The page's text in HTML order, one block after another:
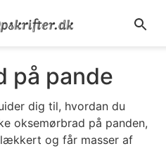
på pande
dig til, hvordan du
oksemørbrad på panden,
og får masser af